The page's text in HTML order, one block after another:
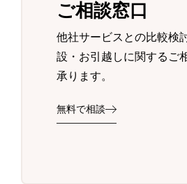
ご相談窓口
他社サービスとの比較検
設・お引越しに関するご
承ります。
無料で相談